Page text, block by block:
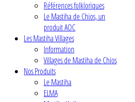
Références folkloriques
Le Mastiha de Chios, un
produit AOC
Les Mastiha Villages
Information
Villages de Mastiha de Chios
Nos Produits
Le Mastiha
ELMA